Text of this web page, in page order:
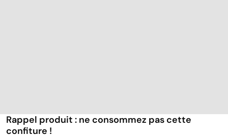
Rappel produit : ne consommez pas cette
confiture !